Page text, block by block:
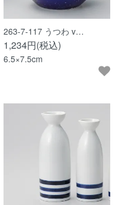
263-7-117 うつわ v…
1,234円(税込)
6.5×7.5cm